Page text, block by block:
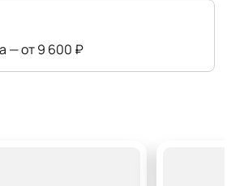
— от 9 600 ₽